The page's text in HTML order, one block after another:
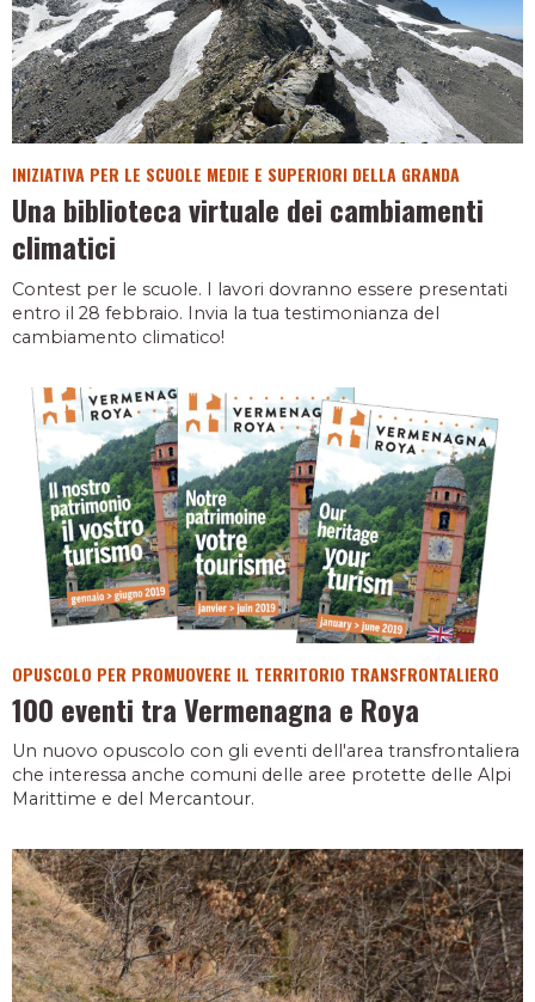
INIZIATIVA PER LE SCUOLE MEDIE E SUPERIORI DELLA GRANDA
Una biblioteca virtuale dei cambiamenti
climatici
Contest per le scuole. I lavori dovranno essere presentati
entro il 28 febbraio. Invia la tua testimonianza del
cambiamento climatico!
OPUSCOLO PER PROMUOVERE IL TERRITORIO TRANSFRONTALIERO
100 eventi tra Vermenagna e Roya
Un nuovo opuscolo con gli eventi dell'area transfrontaliera
che interessa anche comuni delle aree protette delle Alpi
Marittime e del Mercantour.